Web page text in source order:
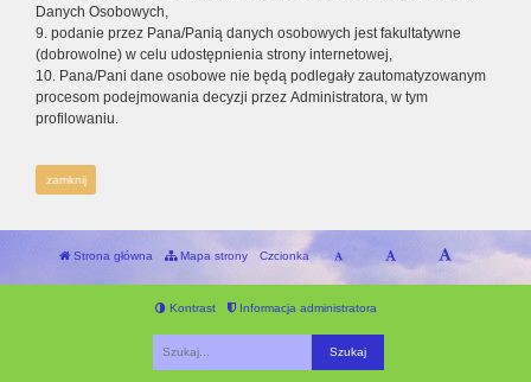
Danych Osobowych,
9. podanie przez Pana/Panią danych osobowych jest fakultatywne
(dobrowolne) w celu udostępnienia strony internetowej,
10. Pana/Pani dane osobowe nie będą podlegały zautomatyzowanym
procesom podejmowania decyzji przez Administratora, w tym
profilowaniu.
zamknij
Strona główna Mapa strony Czcionka
Kontrast Informacja administratora